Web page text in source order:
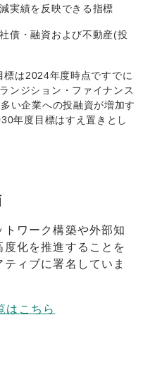
実績を反映できる指標
債・融資および不動産(投
は2024年度時点ですでに
ンジション・ファイナンス
い企業への投融資が増加す
年度目標はすえ置きとし
ワーク構築や外部知
化を推進することを
ィブに署名していま
はこちら